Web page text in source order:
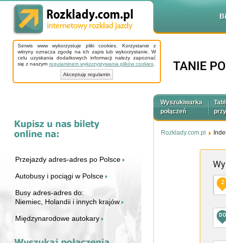
Serwis www wykorzystuje pliki cookies. Korzystanie z
witryny oznacza zgodę na ich zapis lub wykorzystanie. W
celu uzyskania dodatkowych informacji należy zapoznać
się z naszym regulaminem wykorzystywania plików cookies
Akceptuję regulamin
Przejazdy adres-adres po Polsce
Autobusy i pociągi w Polsce
Busy adres-adres do:
Niemiec, Holandii i innych krajów
Międzynarodowe autokary
Wyszukiwarka
połączeń
Rozklady.com.pl
Z
DO